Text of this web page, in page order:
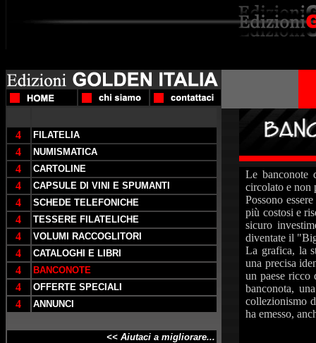
4 FILATELIA
4 NUMISMATICA
4 CARTOLINE
4 CAPSULE DI VINI E SPUMANTI
4 SCHEDE TELEFONICHE
4 TESSERE FILATELICHE
4 VOLUMI RACCOGLITORI
4 CATALOGHI E LIBRI
4 BANCONOTE
4 OFFERTE SPECIALI
4 ANNUNCI
<< Aiutaci a migliorare...
Le banconote
circolato e non
Possono
più costosi e
sicuro
diventate il
La grafica, la
una precisa
un paese ricco
banconota,
collezionismo
ha emesso,